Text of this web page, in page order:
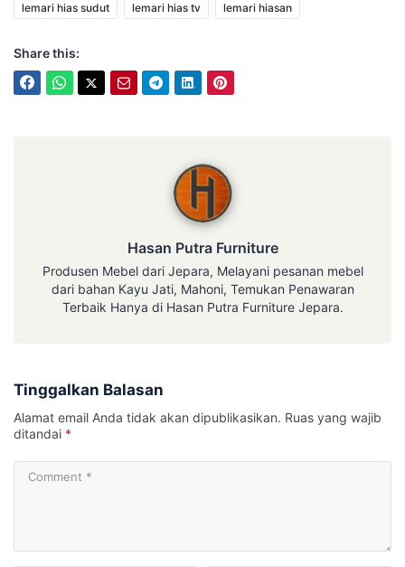
lemari hias sudut lemari hias tv lemari hiasan
Share this:
Hasan Putra Furniture
Produsen Mebel dari Jepara, Melayani pesanan mebel
dari bahan Kayu Jati, Mahoni, Temukan Penawaran
Terbaik Hanya di Hasan Putra Furniture Jepara.
Tinggalkan Balasan
Alamat email Anda tidak akan dipublikasikan. Ruas yang wajib
ditandai *